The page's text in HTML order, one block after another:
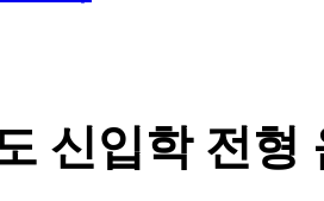
신입학 전